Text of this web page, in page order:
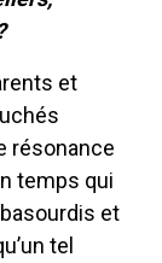
et
résonance
temps qui
et
tel